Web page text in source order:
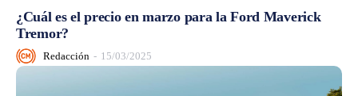
¿Cuál es el precio en marzo para la Ford Maverick
Tremor?
Redacción - 15/03/2025